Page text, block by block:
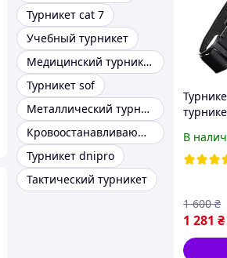
Турникет cat 7
Учебный турникет
Медицинский турникет
Турникет sof
Металлический турникет
Кровоостанавливающий турникет
Турникет dnipro
Тактический турникет
В
1 281 ₴
1 600 ₴